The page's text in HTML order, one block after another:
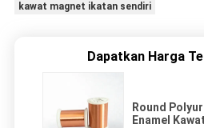
kawat magnet ikatan sendiri
Dapatkan Harga
Round
Enamel